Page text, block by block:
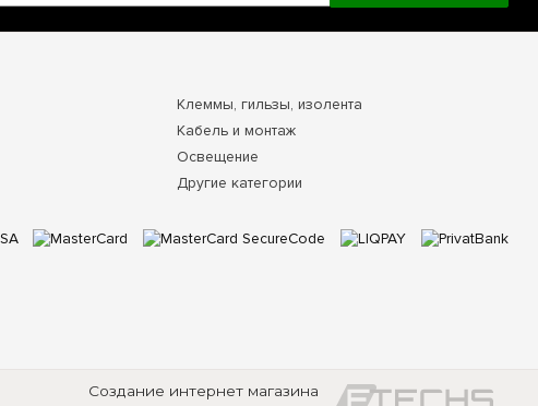
Клеммы, гильзы, изолента
Кабель и монтаж
Освещение
Другие категории
Создание интернет магазина